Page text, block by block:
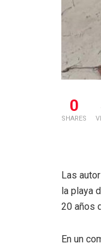
0
SHARES
Las
la playa
20 años
En un